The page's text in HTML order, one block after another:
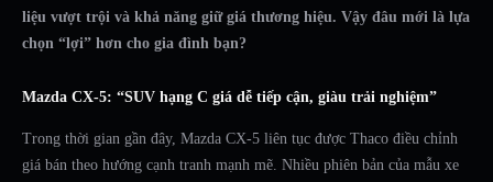
liệu vượt trội và khả năng giữ giá thương hiệu. Vậy đâu mới là lựa
chọn “lợi” hơn cho gia đình bạn?
Mazda CX-5: “SUV hạng C giá dễ tiếp cận, giàu trải nghiệm”
Trong thời gian gần đây, Mazda CX-5 liên tục được Thaco điều chỉnh
giá bán theo hướng cạnh tranh mạnh mẽ. Nhiều phiên bản của mẫu xe